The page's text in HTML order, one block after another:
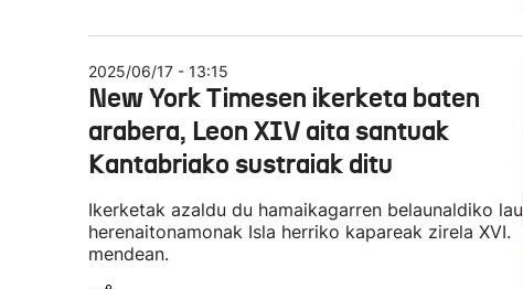
2025/06/17 - 13:15
New York Timesen ikerketa baten
arabera, Leon XIV aita santuak
Kantabriako sustraiak ditu
Ikerketak azaldu du hamaikagarren belaunaldiko lau
herenaitonamonak Isla herriko kapareak zirela XVI.
mendean.